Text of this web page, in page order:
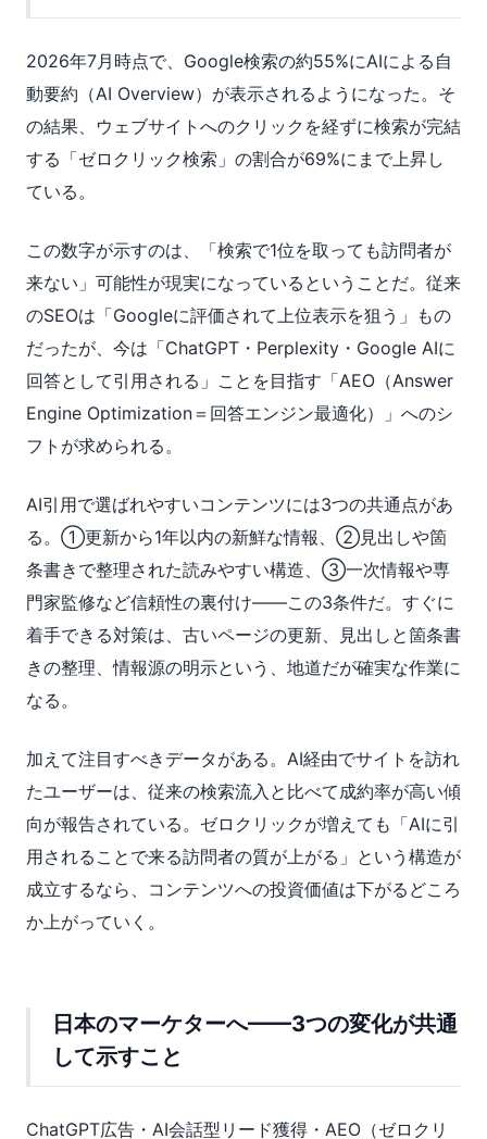
2026年7月時点で、Google検索の約55%にAIによる自
動要約（AI Overview）が表示されるようになった。そ
の結果、ウェブサイトへのクリックを経ずに検索が完結
する「ゼロクリック検索」の割合が69%にまで上昇し
ている。
この数字が示すのは、「検索で1位を取っても訪問者が
来ない」可能性が現実になっているということだ。従来
のSEOは「Googleに評価されて上位表示を狙う」もの
だったが、今は「ChatGPT・Perplexity・Google AIに
回答として引用される」ことを目指す「AEO（Answer
Engine Optimization＝回答エンジン最適化）」へのシ
フトが求められる。
AI引用で選ばれやすいコンテンツには3つの共通点があ
る。①更新から1年以内の新鮮な情報、②見出しや箇
条書きで整理された読みやすい構造、③一次情報や専
門家監修など信頼性の裏付け——この3条件だ。すぐに
着手できる対策は、古いページの更新、見出しと箇条書
きの整理、情報源の明示という、地道だが確実な作業に
なる。
加えて注目すべきデータがある。AI経由でサイトを訪れ
たユーザーは、従来の検索流入と比べて成約率が高い傾
向が報告されている。ゼロクリックが増えても「AIに引
用されることで来る訪問者の質が上がる」という構造が
成立するなら、コンテンツへの投資価値は下がるどころ
か上がっていく。
日本のマーケターへ——3つの変化が共通
して示すこと
ChatGPT広告・AI会話型リード獲得・AEO（ゼロクリ